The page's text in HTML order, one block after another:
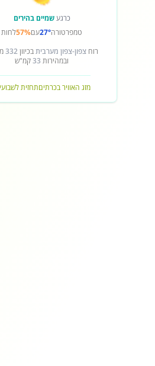
כרגעשמיים בהירים
טמפרטורה27°עם57%לחות
רוח צפון-צפון מערביתבכיוון332
ובמהירות 33קמ"ש
מזג האוויר בכרתיםתחזית